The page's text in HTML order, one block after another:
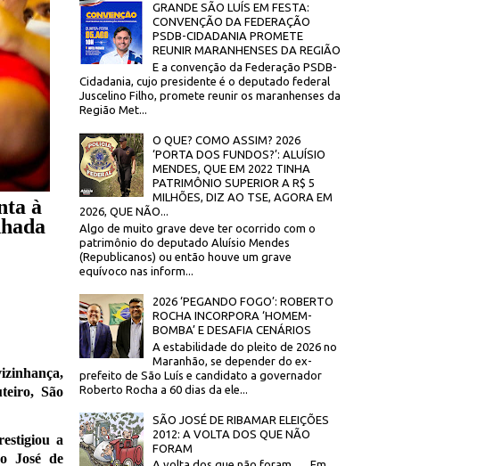
à
São
a
José de
GRANDE SÃO LUÍS EM FESTA:
CONVENÇÃO DA FEDERAÇÃO
PSDB-CIDADANIA PROMETE
REUNIR MARANHENSES DA REGIÃO
E a convenção da Federação PSDB-
Cidadania, cujo presidente é o deputado federal
Juscelino Filho, promete reunir os maranhenses da
Região Met...
O QUE? COMO ASSIM? 2026
‘PORTA DOS FUNDOS?’: ALUÍSIO
MENDES, QUE EM 2022 TINHA
PATRIMÔNIO SUPERIOR A R$ 5
MILHÕES, DIZ AO TSE, AGORA EM
2026, QUE NÃO...
Algo de muito grave deve ter ocorrido com o
patrimônio do deputado Aluísio Mendes
(Republicanos) ou então houve um grave
equívoco nas inform...
2026 ‘PEGANDO FOGO’: ROBERTO
ROCHA INCORPORA ‘HOMEM-
BOMBA’ E DESAFIA CENÁRIOS
A estabilidade do pleito de 2026 no
Maranhão, se depender do ex-
prefeito de São Luís e candidato a governador
Roberto Rocha a 60 dias da ele...
SÃO JOSÉ DE RIBAMAR ELEIÇÕES
2012: A VOLTA DOS QUE NÃO
FORAM